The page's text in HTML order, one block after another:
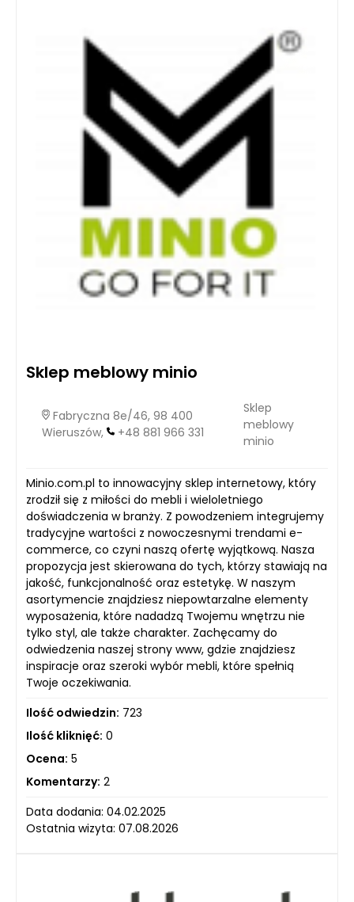
Sklep meblowy minio
Fabryczna 8e/46, 98 400
Wieruszów,
+48 881 966 331
Sklep
meblowy
minio
Minio.com.pl to innowacyjny sklep internetowy, który
zrodził się z miłości do mebli i wieloletniego
doświadczenia w branży. Z powodzeniem integrujemy
tradycyjne wartości z nowoczesnymi trendami e-
commerce, co czyni naszą ofertę wyjątkową. Nasza
propozycja jest skierowana do tych, którzy stawiają na
jakość, funkcjonalność oraz estetykę. W naszym
asortymencie znajdziesz niepowtarzalne elementy
wyposażenia, które nadadzą Twojemu wnętrzu nie
tylko styl, ale także charakter. Zachęcamy do
odwiedzenia naszej strony www, gdzie znajdziesz
inspiracje oraz szeroki wybór mebli, które spełnią
Twoje oczekiwania.
Ilość odwiedzin: 723
Ilość kliknięć: 0
Ocena: 5
Komentarzy: 2
Data dodania: 04.02.2025
Ostatnia wizyta: 07.08.2026